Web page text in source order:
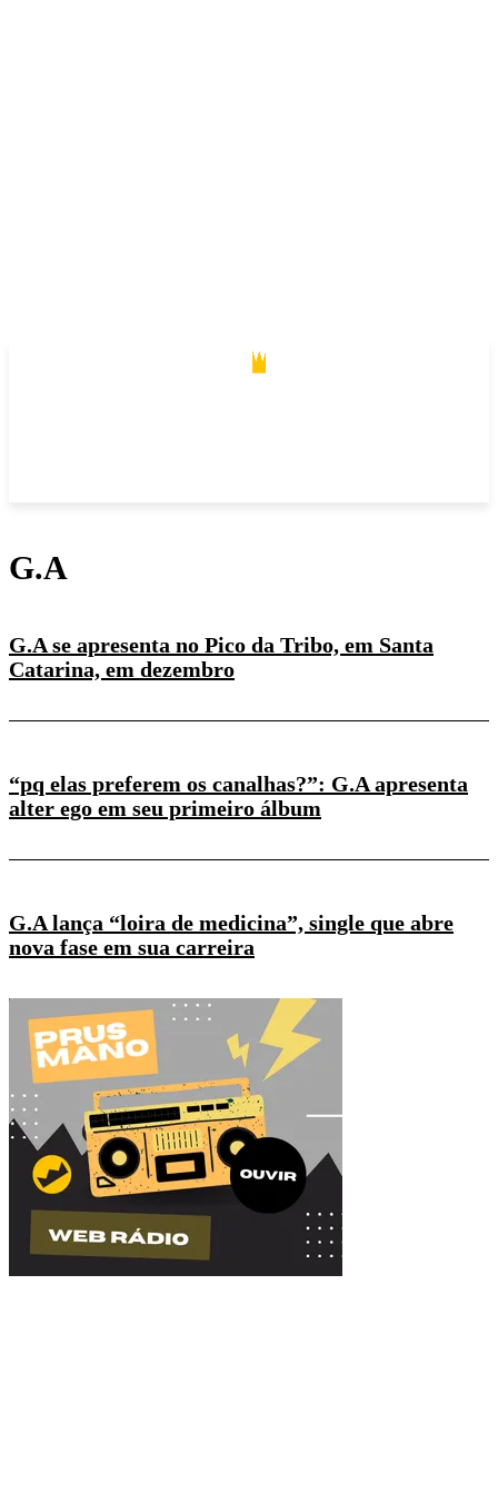
G.A
G.A se apresenta no Pico da Tribo, em Santa
Catarina, em dezembro
“pq elas preferem os canalhas?”: G.A apresenta
alter ego em seu primeiro álbum
G.A lança “loira de medicina”, single que abre
nova fase em sua carreira